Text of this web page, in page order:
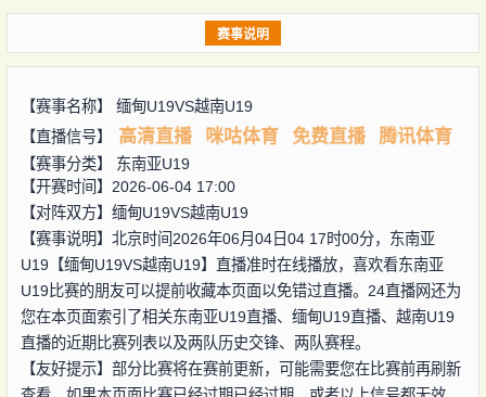
赛事说明
【赛事名称】 缅甸U19VS越南U19
【直播信号】
高清直播 咪咕体育 免费直播 腾讯体育
【赛事分类】 东南亚U19
【开赛时间】2026-06-04 17:00
【对阵双方】 缅甸U19VS越南U19
【赛事说明】北京时间2026年06月04日04 17时00分，东南亚
U19【缅甸U19VS越南U19】直播准时在线播放，喜欢看东南亚
U19比赛的朋友可以提前收藏本页面以免错过直播。24直播网还为
您在本页面索引了相关东南亚U19直播、缅甸U19直播、越南U19
直播的近期比赛列表以及两队历史交锋、两队赛程。
【友好提示】部分比赛将在赛前更新，可能需要您在比赛前再刷新